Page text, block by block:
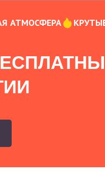
АТМОСФЕРА